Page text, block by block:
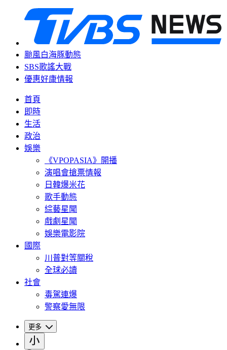
颱風白海豚動態
SBS歌謠大戰
優惠好康情報
首頁
即時
生活
政治
娛樂
《VPOPASIA》開播
演唱會搶票情報
日韓爆米花
歌手動態
綜藝星聞
戲劇星聞
娛樂電影院
國際
川普對等關稅
全球必讀
社會
毒駕連爆
警察愛無限
更多